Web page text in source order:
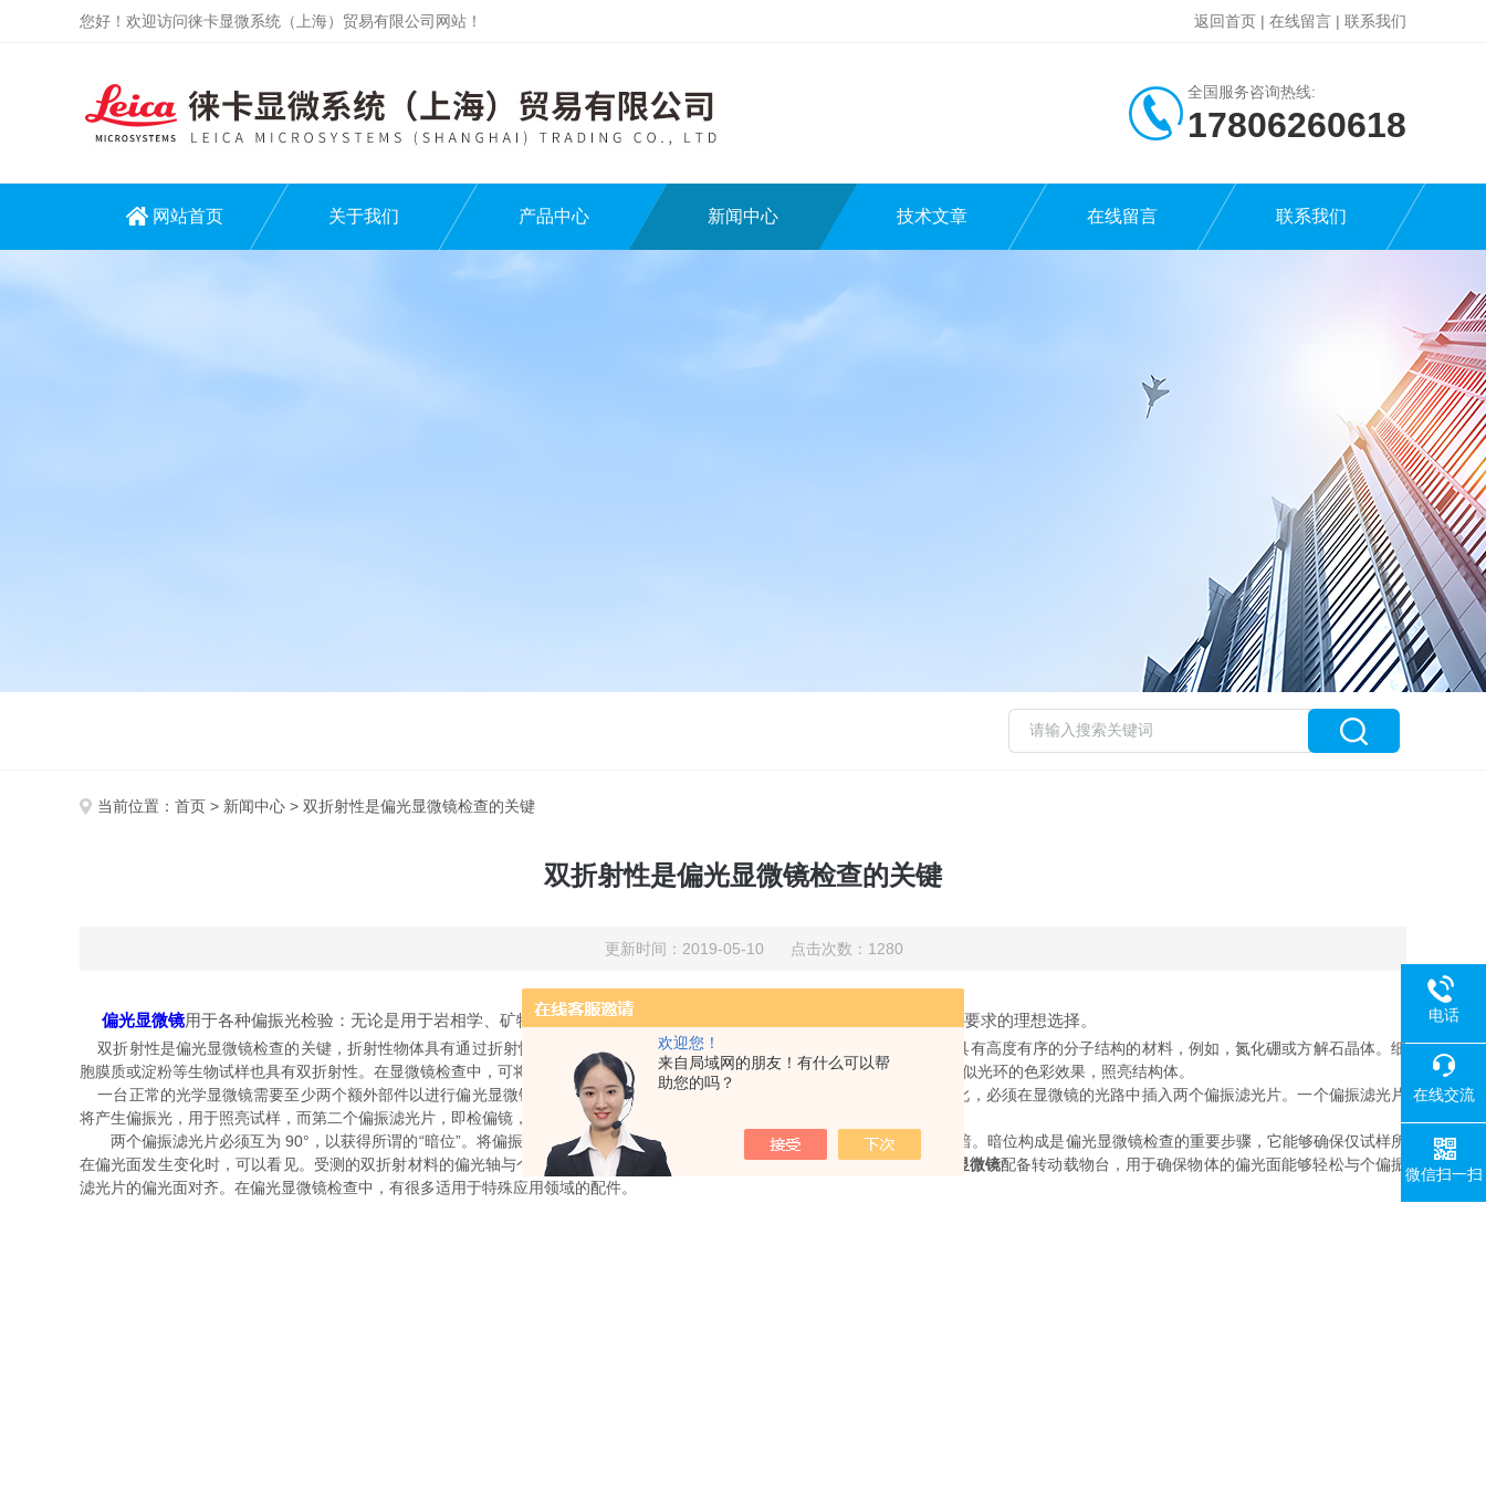
欢迎您！
来自局域网的朋友！有什么可以帮
助您的吗？
您好！欢迎访问徕卡显微系统（上海）贸易有限公司网站！ 返回首页 | 在线留言 | 联系我们
全国服务咨询热线:
17806260618
网站首页 关于我们 产品中心 新闻中心 技术文章 在线留言 联系我们
当前位置： 首页 > 新闻中心 > 双折射性是偏光显微镜检查的关键
双折射性是偏光显微镜检查的关键
更新时间：2019-05-10 点击次数：1280
偏光显微镜用于各种偏振光检验：无论是用于岩相学、矿物学、结构特性还是液晶检验，新型偏光显微镜都能满足各种要求的理想选择。
双折射性是偏光显微镜检查的关键，折射性物体具有通过折射性将单一光射线分割成两条光射线的功能属性。双折射物体包含具有高度有序的分子结构的材料，例如，氮化硼或方解石晶体。细
胞膜质或淀粉等生物试样也具有双折射性。在显微镜检查中，可将双折射性与线性偏振光结合，获得两条光射线干涉，从而产生类似光环的色彩效果，照亮结构体。
一台正常的光学显微镜需要至少两个额外部件以进行偏光显微镜检查。针对双折射性的检测，必须使用线性偏光进行照明。因此，必须在显微镜的光路中插入两个偏振滤光片。一个偏振滤光片
将产生偏振光，用于照亮试样，而第二个偏振滤光片，即检偏镜，则将受测光线限定为折射光。
两个偏振滤光片必须互为 90°，以获得所谓的“暗位”。将偏振滤光片安装到位后，将不会有光线穿过照相机或目镜，图像将变暗。暗位构成是偏光显微镜检查的重要步骤，它能够确保仅试样所
在偏光面发生变化时，可以看见。受测的双折射材料的偏光轴与个偏光镜生成的偏光轴相同，这一点非常重要。因此，很多 偏光显微镜配备转动载物台，用于确保物体的偏光面能够轻松与个偏振
滤光片的偏光面对齐。在偏光显微镜检查中，有很多适用于特殊应用领域的配件。
电话
在线交流
微信扫一扫